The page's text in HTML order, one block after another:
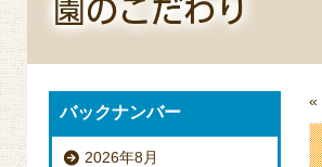
バックナンバー
2026年8月
«